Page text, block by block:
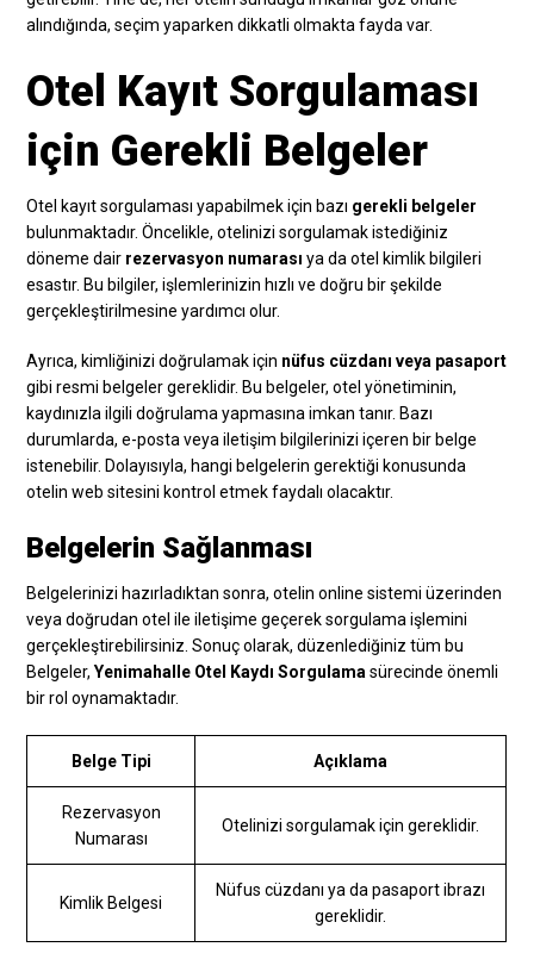
alındığında, seçim yaparken dikkatli olmakta fayda var.
Otel Kayıt Sorgulaması
için Gerekli Belgeler
Otel kayıt sorgulaması yapabilmek için bazı gerekli belgeler
bulunmaktadır. Öncelikle, otelinizi sorgulamak istediğiniz
döneme dair rezervasyon numarası ya da otel kimlik bilgileri
esastır. Bu bilgiler, işlemlerinizin hızlı ve doğru bir şekilde
gerçekleştirilmesine yardımcı olur.
Ayrıca, kimliğinizi doğrulamak için nüfus cüzdanı veya pasaport
gibi resmi belgeler gereklidir. Bu belgeler, otel yönetiminin,
kaydınızla ilgili doğrulama yapmasına imkan tanır. Bazı
durumlarda, e-posta veya iletişim bilgilerinizi içeren bir belge
istenebilir. Dolayısıyla, hangi belgelerin gerektiği konusunda
otelin web sitesini kontrol etmek faydalı olacaktır.
Belgelerin Sağlanması
Belgelerinizi hazırladıktan sonra, otelin online sistemi üzerinden
veya doğrudan otel ile iletişime geçerek sorgulama işlemini
gerçekleştirebilirsiniz. Sonuç olarak, düzenlediğiniz tüm bu
Belgeler,Yenimahalle Otel Kaydı Sorgulama sürecinde önemli
bir rol oynamaktadır.
Belge Tipi Açıklama
Rezervasyon
Numarası
Otelinizi sorgulamak için gereklidir.
Kimlik Belgesi
Nüfus cüzdanı ya da pasaport ibrazı
gereklidir.